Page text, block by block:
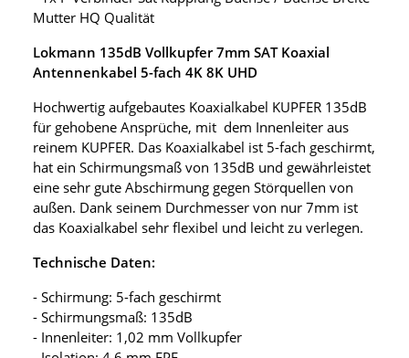
Mutter HQ Qualität
Lokmann 135dB Vollkupfer 7mm SAT Koaxial
Antennenkabel 5-fach 4K 8K UHD
Hochwertig aufgebautes Koaxialkabel KUPFER 135dB
für gehobene Ansprüche, mit dem Innenleiter aus
reinem KUPFER. Das Koaxialkabel ist 5-fach geschirmt,
hat ein Schirmungsmaß von 135dB und gewährleistet
eine sehr gute Abschirmung gegen Störquellen von
außen. Dank seinem Durchmesser von nur 7mm ist
das Koaxialkabel sehr flexibel und leicht zu verlegen.
Technische Daten:
- Schirmung: 5-fach geschirmt
- Schirmungsmaß: 135dB
- Innenleiter: 1,02 mm Vollkupfer